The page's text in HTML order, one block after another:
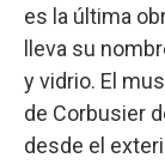
es la última
lleva su
y vidrio. El
de Corbusier
desde el